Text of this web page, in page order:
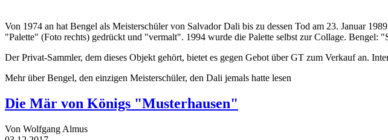
Von 1974 an hat Bengel als Meisterschüler von Salvador Dali bis zu dessen Tod am 23. Januar
"Palette" (Foto rechts) gedrückt und "vermalt". 1994 wurde die Palette selbst zur Collage.
Der Privat-Sammler, dem dieses Objekt gehört, bietet es gegen Gebot über GT zum Verkauf an.
Mehr über Bengel, den einzigen Meisterschüler, den Dali jemals hatte lesen
Die Mär von Königs "Musterhausen"
Von Wolfgang Almus